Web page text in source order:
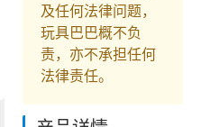
及任何法律问题，
玩具巴巴概不负
责，亦不承担任何
法律责任。